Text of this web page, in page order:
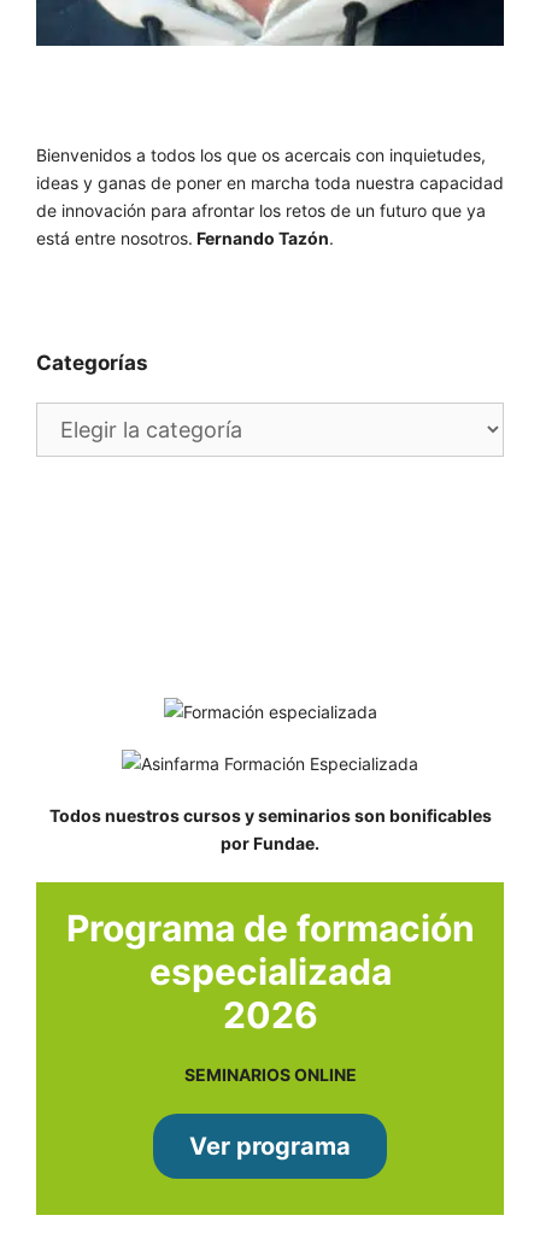
Bienvenidos a todos los que os acercais con inquietudes,
ideas y ganas de poner en marcha toda nuestra capacidad
de innovación para afrontar los retos de un futuro que ya
está entre nosotros. Fernando Tazón.
Categorías
Todos nuestros cursos y seminarios son bonificables
por Fundae.
Programa de formación
especializada
2026
SEMINARIOS ONLINE
Ver programa